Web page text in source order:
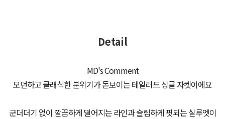
Detail
MD's Comment
모던하고 클래식한 분위기가 돋보이는 테일러드 싱글 자켓이에요
군더더기 없이 깔끔하게 떨어지는 라인과 슬림하게 핏되는 실루엣이